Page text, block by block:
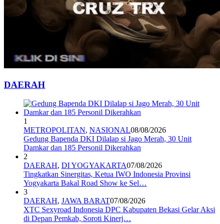
DAERAH
1
METROPOLITAN, NASIONAL08/08/2026
Gedung Bapenda DKI Dilalap si Jago Merah, 30 Unit
Damkar dan 185 Personil Dikerahkan
2
DAERAH, DI YOGYAKARTA07/08/2026
Tingkatkan Sinergitas, Ketua IWO Indonesia Provinsi
Yogyakarta Bakal Road Show ke Sel…
3
DAERAH, JAWA BARAT07/08/2026
XTC Sexyroad Indonesia DPC Kabupaten Bekasi Gelar Aksi
di Depan Pemkab, Soroti Kinerj…